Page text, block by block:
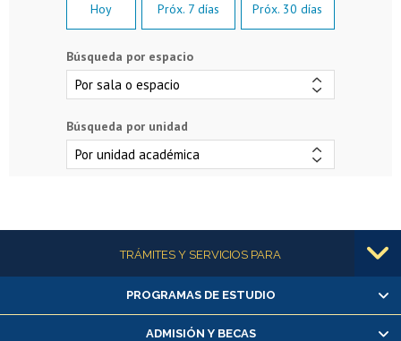
Hoy Próx. 7 días Próx. 30 días
Búsqueda por espacio
Búsqueda por unidad
Más informaciónTRÁMITES Y SERVICIOS PARA
Alumnas/os y exalumnas/os
Matrícula en línea
PROGRAMAS DE ESTUDIO
ADMISIÓN Y BECAS